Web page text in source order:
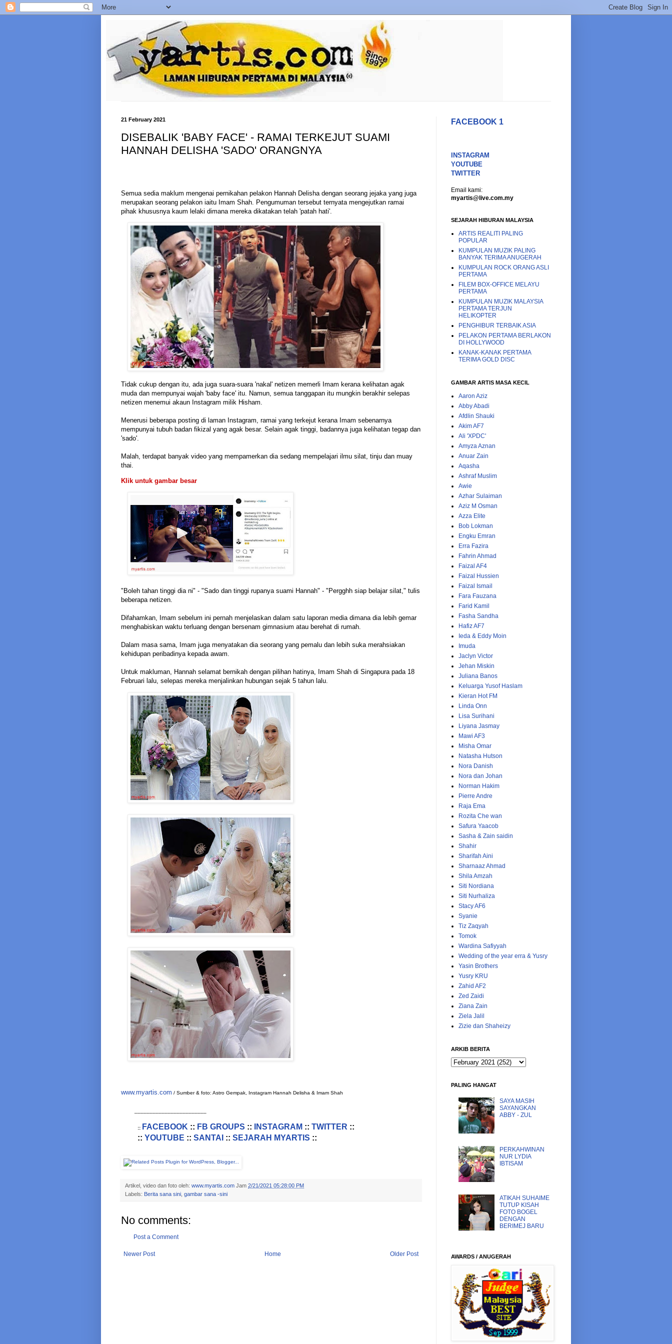
21 February 2021
DISEBALIK 'BABY FACE' - RAMAI TERKEJUT SUAMI
HANNAH DELISHA 'SADO' ORANGNYA
Semua sedia maklum mengenai pernikahan pelakon Hannah Delisha dengan seorang jejaka yang juga
merupakan seorang pelakon iaitu Imam Shah. Pengumuman tersebut ternyata mengejutkan ramai
pihak khususnya kaum lelaki dimana mereka dikatakan telah 'patah hati'.
Tidak cukup dengan itu, ada juga suara-suara 'nakal' netizen memerli Imam kerana kelihatan agak
muda dan mempunyai wajah 'baby face' itu. Namun, semua tanggapan itu mungkin berakhir selepas
netizen menemui akaun Instagram milik Hisham.
Menerusi beberapa posting di laman Instagram, ramai yang terkejut kerana Imam sebenarnya
mempunyai tubuh badan fikizal yang agak besar. Selain agak tinggi, badannya juga kelihatan tegap dan
'sado'.
Malah, terdapat banyak video yang mempamerkan dia sedang mempelajari ilmu silat, tinju dan muay
thai.
Klik untuk gambar besar
"Boleh tahan tinggi dia ni" - "Sado dan tinggi rupanya suami Hannah" - "Pergghh siap belajar silat," tulis
beberapa netizen.
Difahamkan, Imam sebelum ini pernah menjelaskan dalam satu laporan media dimana dia lebih gemar
menghabiskan waktu terluang dengan bersenam gimnasium atau berehat di rumah.
Dalam masa sama, Imam juga menyatakan dia seorang yang pemalu dan lebih suka merahsiakan
kehidupan peribadinya kepada awam.
Untuk makluman, Hannah selamat bernikah dengan pilihan hatinya, Imam Shah di Singapura pada 18
Februari lalu, selepas mereka menjalinkan hubungan sejak 5 tahun lalu.
www.myartis.com / Sumber & foto: Astro Gempak, Instagram Hannah Delisha & Imam Shah
:: FACEBOOK :: FB GROUPS :: INSTAGRAM :: TWITTER ::
:: YOUTUBE :: SANTAI :: SEJARAH MYARTIS ::
Artikel, video dan foto oleh: www.myartis.com Jam 2/21/2021 05:28:00 PM
Labels: Berita sana sini gambar sana -sini
No comments:
Post a Comment
Newer Post Older Post
Home
FACEBOOK 1
INSTAGRAM
YOUTUBE
TWITTER
Email kami:
myartis@live.com.my
SEJARAH HIBURAN MALAYSIA
ARTIS REALITI PALING
POPULAR
KUMPULAN MUZIK PALING
BANYAK TERIMA ANUGERAH
KUMPULAN ROCK ORANG ASLI
PERTAMA
FILEM BOX-OFFICE MELAYU
PERTAMA
KUMPULAN MUZIK MALAYSIA
PERTAMA TERJUN
HELIKOPTER
PENGHIBUR TERBAIK ASIA
PELAKON PERTAMA BERLAKON
DI HOLLYWOOD
KANAK-KANAK PERTAMA
TERIMA GOLD DISC
GAMBAR ARTIS MASA KECIL
Aaron Aziz
Abby Abadi
Afdlin Shauki
Akim AF7
Ali 'XPDC'
Amyza Aznan
Anuar Zain
Aqasha
Ashraf Muslim
Awie
Azhar Sulaiman
Aziz M Osman
Azza Elite
Bob Lokman
Engku Emran
Erra Fazira
Fahrin Ahmad
Faizal AF4
Faizal Hussien
Faizal Ismail
Fara Fauzana
Farid Kamil
Fasha Sandha
Hafiz AF7
Ieda & Eddy Moin
Imuda
Jaclyn Victor
Jehan Miskin
Juliana Banos
Keluarga Yusof Haslam
Kieran Hot FM
Linda Onn
Lisa Surihani
Liyana Jasmay
Mawi AF3
Misha Omar
Natasha Hutson
Nora Danish
Nora dan Johan
Norman Hakim
Pierre Andre
Raja Ema
Rozita Che wan
Safura Yaacob
Sasha & Zain saidin
Shahir
Sharifah Aini
Sharnaaz Ahmad
Shila Amzah
Siti Nordiana
Siti Nurhaliza
Stacy AF6
Syanie
Tiz Zaqyah
Tomok
Wardina Safiyyah
Wedding of the year erra & Yusry
Yasin Brothers
Yusry KRU
Zahid AF2
Zed Zaidi
Ziana Zain
Ziela Jalil
Zizie dan Shaheizy
ARKIB BERITA
PALING HANGAT
SAYA MASIH
SAYANGKAN
ABBY - ZUL
PERKAHWINAN
NUR LYDIA
IBTISAM
ATIKAH SUHAIME
TUTUP KISAH
FOTO BOGEL
DENGAN
BERIMEJ BARU
AWARDS / ANUGERAH